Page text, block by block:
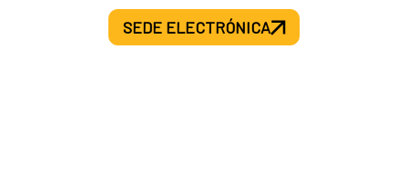
AECID en Senegal
AECID en Nicaragua
SEDE ELECTRÓNICA